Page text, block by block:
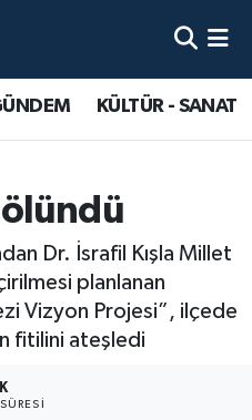
KÜLTÜR - SANAT
Dr. İsrafil Kışla Millet
planlanan
Vizyon Projesi”, ilçede
fitilini ateşledi